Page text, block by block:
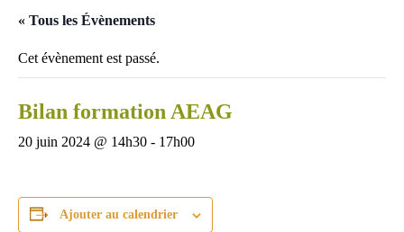
« Tous les Évènements
Cet évènement est passé.
Bilan formation AEAG
20 juin 2024 @ 14h30 - 17h00
Ajouter au calendrier